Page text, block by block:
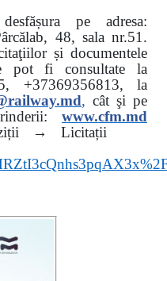
pe adresa:
48, sala nr.51.
și documentele
pot fi consultate la
+37369356813, la
, cât şi pe
www.cfm.md
→ Licitații